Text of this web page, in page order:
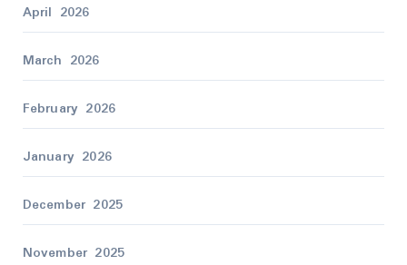
April 2026
March 2026
February 2026
January 2026
December 2025
November 2025